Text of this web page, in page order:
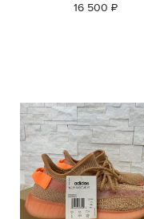
16 500 ₽